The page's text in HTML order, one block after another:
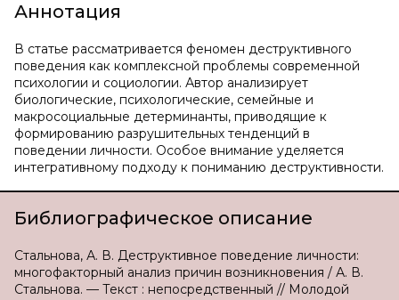
Аннотация
В статье рассматривается феномен деструктивного
поведения как комплексной проблемы современной
психологии и социологии. Автор анализирует
биологические, психологические, семейные и
макросоциальные детерминанты, приводящие к
формированию разрушительных тенденций в
поведении личности. Особое внимание уделяется
интегративному подходу к пониманию деструктивности.
Библиографическое описание
Стальнова, А. В. Деструктивное поведение личности:
многофакторный анализ причин возникновения / А. В.
Стальнова. — Текст : непосредственный // Молодой